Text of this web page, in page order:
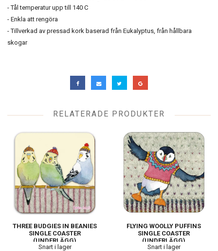
- Tål temperatur upp till 140 C
- Enkla att rengöra
- Tillverkad av pressad kork baserad från Eukalyptus, från hållbara
skogar
RELATERADE PRODUKTER
THREE BUDGIES IN BEANIES
SINGLE COASTER
(UNDERLÄGG)
Snart i lager
FLYING WOOLLY PUFFINS
SINGLE COASTER
(UNDERLÄGG)
Snart i lager